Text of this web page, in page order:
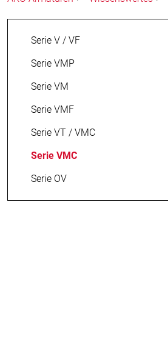
Serie V / VF
Serie VMP
Serie VM
Serie VMF
Serie VT / VMC
Serie VMC
Serie OV